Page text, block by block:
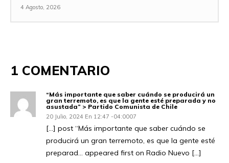
4 Agosto, 2026
1 COMENTARIO
“Más importante que saber cuándo se producirá un
gran terremoto, es que la gente esté preparada y no
asustada” > Partido Comunista de Chile
20 Julio, 2024 En 12:47 -04:0007
[…] post “Más importante que saber cuándo se
producirá un gran terremoto, es que la gente esté
preparad… appeared first on Radio Nuevo […]